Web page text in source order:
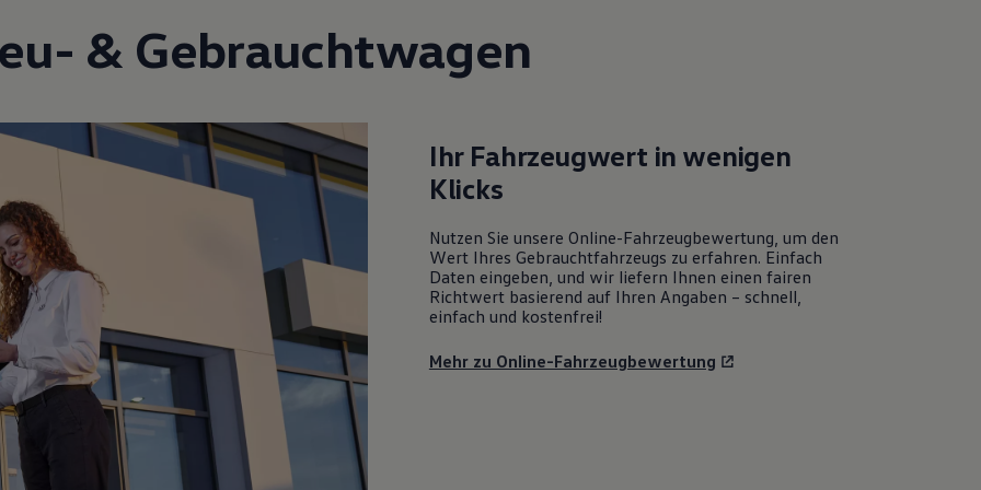
& Gebrauchtwagen
Ihr Fahrzeugwert in wenigen
Klicks
Nutzen Sie unsere Online-Fahrzeugbewertung, um den
Wert Ihres Gebrauchtfahrzeugs zu erfahren. Einfach
Daten eingeben, und wir liefern Ihnen einen fairen
Richtwert basierend auf Ihren Angaben – schnell,
einfach und kostenfrei!
Mehr zu Online-Fahrzeugbewertung